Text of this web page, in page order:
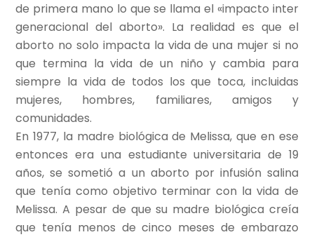
de primera mano lo que se llama el «impacto inter
generacional del aborto». La realidad es que el
aborto no solo impacta la vida de una mujer si no
que termina la vida de un niño y cambia para
siempre la vida de todos los que toca, incluidas
mujeres, hombres, familiares, amigos y
comunidades.
En 1977, la madre biológica de Melissa, que en ese
entonces era una estudiante universitaria de 19
años, se sometió a un aborto por infusión salina
que tenía como objetivo terminar con la vida de
Melissa. A pesar de que su madre biológica creía
que tenía menos de cinco meses de embarazo